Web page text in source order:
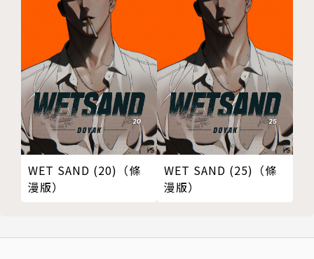
WET SAND (20)（條
漫版）
WET SAND (25)（條
漫版）